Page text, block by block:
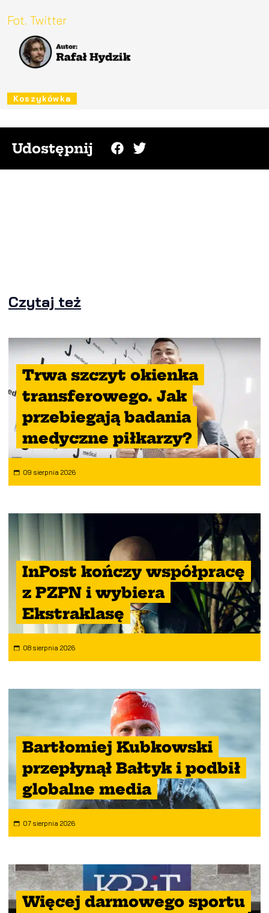
Fot. Twitter
Koszykówka
Udostępnij
Czytaj też
Trwa szczyt okienka
transferowego. Jak
przebiegają badania
medyczne piłkarzy?
09 sierpnia 2026
InPost kończy współpracę
z PZPN i wybiera
Ekstraklasę
08 sierpnia 2026
Bartłomiej Kubkowski
przepłynął Bałtyk i podbił
globalne media
07 sierpnia 2026
Więcej darmowego sportu